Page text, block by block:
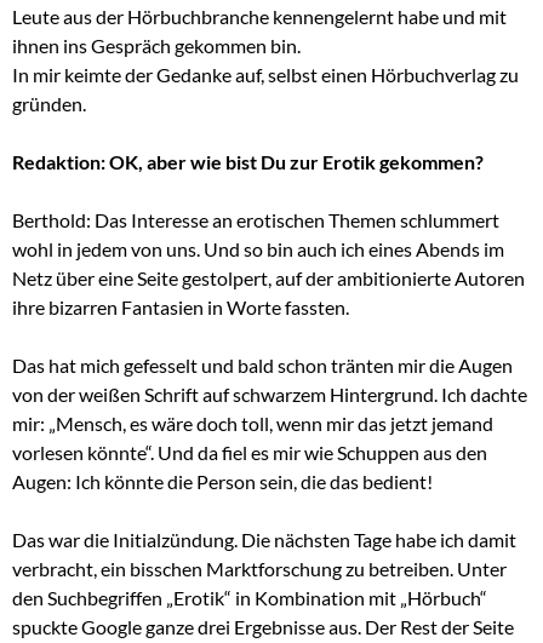
Leute aus der Hörbuchbranche kennengelernt habe und mit
ihnen ins Gespräch gekommen bin.
In mir keimte der Gedanke auf, selbst einen Hörbuchverlag zu
gründen.
Redaktion: OK, aber wie bist Du zur Erotik gekommen?
Berthold: Das Interesse an erotischen Themen schlummert
wohl in jedem von uns. Und so bin auch ich eines Abends im
Netz über eine Seite gestolpert, auf der ambitionierte Autoren
ihre bizarren Fantasien in Worte fassten.
Das hat mich gefesselt und bald schon tränten mir die Augen
von der weißen Schrift auf schwarzem Hintergrund. Ich dachte
mir: „Mensch, es wäre doch toll, wenn mir das jetzt jemand
vorlesen könnte“. Und da fiel es mir wie Schuppen aus den
Augen: Ich könnte die Person sein, die das bedient!
Das war die Initialzündung. Die nächsten Tage habe ich damit
verbracht, ein bisschen Marktforschung zu betreiben. Unter
den Suchbegriffen „Erotik“ in Kombination mit „Hörbuch“
spuckte Google ganze drei Ergebnisse aus. Der Rest der Seite